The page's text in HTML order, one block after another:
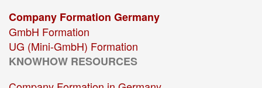
Company Formation Germany
GmbH Formation
UG (Mini-GmbH) Formation
KNOWHOW RESOURCES